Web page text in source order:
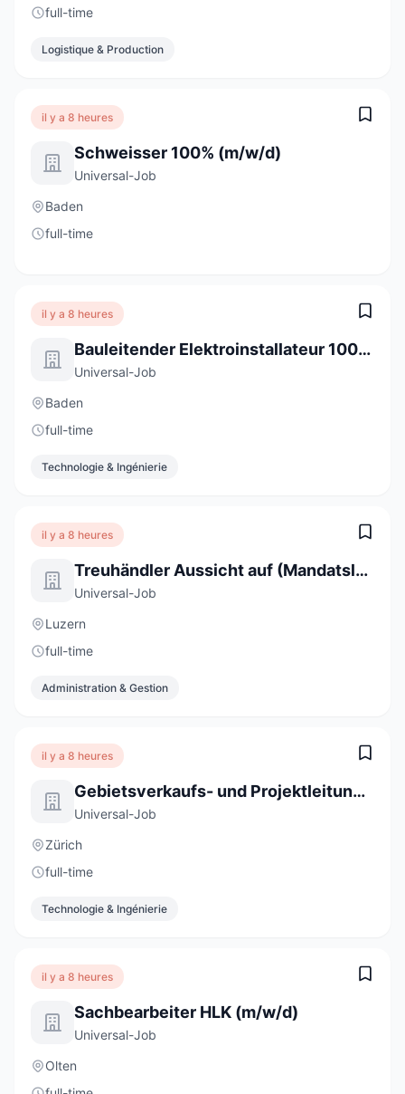
full-time
Logistique & Production
il y a 8 heures
Schweisser 100% (m/w/d)
Universal-Job
Baden
full-time
il y a 8 heures
Bauleitender Elektroinstallateur 100% (m/w/d)
Universal-Job
Baden
full-time
Technologie & Ingénierie
il y a 8 heures
Treuhändler Aussicht auf (Mandatsleitung) 100% (m/w/d)
Universal-Job
Luzern
full-time
Administration & Gestion
il y a 8 heures
Gebietsverkaufs- und Projektleitung 100% (m/w/d)
Universal-Job
Zürich
full-time
Technologie & Ingénierie
il y a 8 heures
Sachbearbeiter HLK (m/w/d)
Universal-Job
Olten